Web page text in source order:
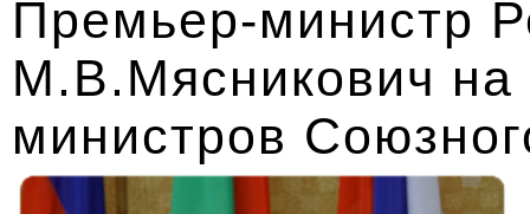
Премьер-министр
М.В.Мясникович на
министров